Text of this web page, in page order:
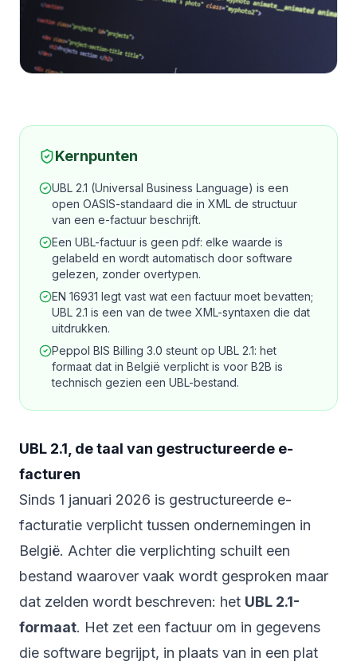
Kernpunten
UBL 2.1 (Universal Business Language) is een
open OASIS-standaard die in XML de structuur
van een e-factuur beschrijft.
Een UBL-factuur is geen pdf: elke waarde is
gelabeld en wordt automatisch door software
gelezen, zonder overtypen.
EN 16931 legt vast wat een factuur moet bevatten;
UBL 2.1 is een van de twee XML-syntaxen die dat
uitdrukken.
Peppol BIS Billing 3.0 steunt op UBL 2.1: het
formaat dat in België verplicht is voor B2B is
technisch gezien een UBL-bestand.
UBL 2.1, de taal van gestructureerde e-
facturen
Sinds 1 januari 2026 is gestructureerde e-
facturatie verplicht tussen ondernemingen in
België. Achter die verplichting schuilt een
bestand waarover vaak wordt gesproken maar
dat zelden wordt beschreven: het UBL 2.1-
formaat. Het zet een factuur om in gegevens
die software begrijpt, in plaats van in een plat